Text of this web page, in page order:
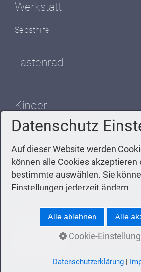
Werkstatt
Selbsthilfe
Lastenrad
Kinder
LS Pro Flowmatic 18 Zoll
Cyke 20-7 Active
Laufräder
SCOTT Bike Roxter 400
© 2026 Ansorge Fahrrad - Fa.
Bahnhofstraße 35, 37154
Datenschutz
Auf dieser Website werden
können alle Cookies akzeptieren
bestimmte auswählen. Sie
Einstellungen jederzeit ändern.
Alle ablehnen Alle
Cookie-
Datenschutzerklärung|